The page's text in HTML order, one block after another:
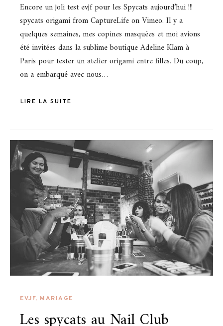
Encore un joli test evjf pour les Spycats aujourd’hui !!!
spycats origami from CaptureLife on Vimeo. Il y a
quelques semaines, mes copines masquées et moi avions
été invitées dans la sublime boutique Adeline Klam à
Paris pour tester un atelier origami entre filles. Du coup,
on a embarqué avec nous…
LIRE LA SUITE
EVJF, MARIAGE
Les spycats au Nail Club